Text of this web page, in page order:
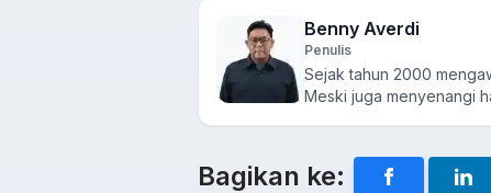
Benny Averdi
Penulis
Sejak tahun 2000
Meski juga menyenangi
Bagikan ke: